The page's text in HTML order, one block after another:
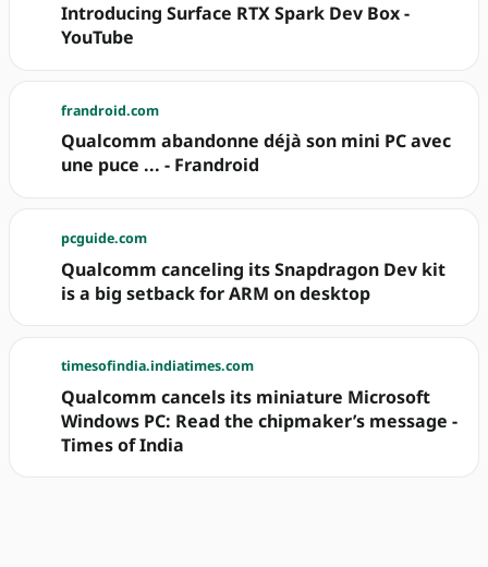
Introducing Surface RTX Spark Dev Box -
YouTube
frandroid.com
Qualcomm abandonne déjà son mini PC avec
une puce ... - Frandroid
pcguide.com
Qualcomm canceling its Snapdragon Dev kit
is a big setback for ARM on desktop
timesofindia.indiatimes.com
Qualcomm cancels its miniature Microsoft
Windows PC: Read the chipmaker’s message -
Times of India